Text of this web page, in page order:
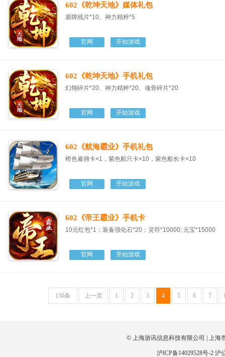
602《乾坤天地》媒体礼包
盾牌残片*10、神力精粹*5
官网 开始游戏
602《乾坤天地》手机礼包
幻翎碎片*20、神力精粹*20、魂骨碎片*20
官网 开始游戏
602《航海霸业》手机礼包
橙色雇佣卡×1，紫色船只卡×10，紫色船长卡×10
官网 开始游戏
602《帝王霸业》手机卡
10元红包*1；装备强化石*20；灵符*10000; 元宝*15000
官网 开始游戏
130条 上一页 1 2 3 4 5 6 7
© 上海游讯信息科技有限公司 | 上
沪ICP备14029528号-2 沪